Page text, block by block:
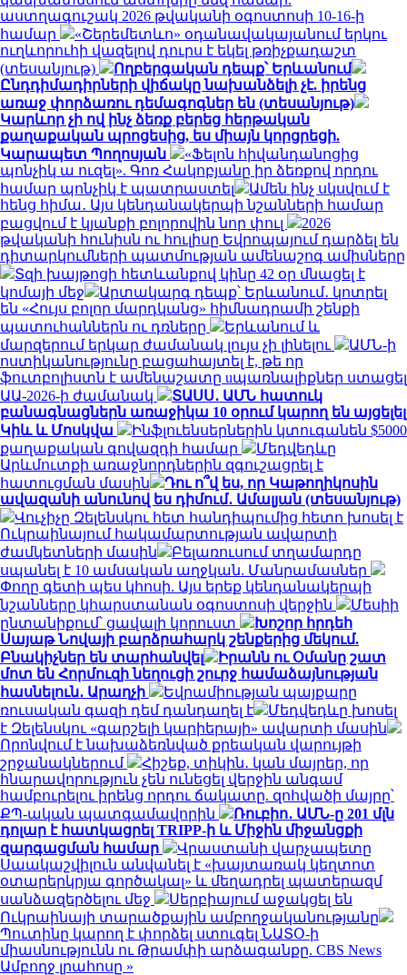
աստղագուշակ 2026 թվականի օգոստոսի 10-16-ի
համար
«Շերեմետևո» օդանավակայանում երկու
ուղևորուհի վազելով դուրս է եկել թռիչքադաշտ
(տեսանյութ)
Ողբերգական դեպք՝ Երևանում
Ընդդիմադիրների վիճակը նախանձելի չէ. իրենց
առաջ փորձառու դեմագոգներ են (տեսանյութ)
Կարևոր չի ով ինչ ձեռք բերեց հերթական
քաղաքական պրոցեսից, ես միայն կորցրեցի.
Կարապետ Պողոսյան
«Ֆելոն հիվանդանոցից
պոնչիկ ա ուզել». Գոռ Հակոբյանը իր ձեռքով որդու
համար պոնչիկ է պատրաստել
Ամեն ինչ սկսվում է
հենց հիմա․ Այս կենդանակերպի նշանների համար
բացվում է կյանքի բոլորովին նոր փուլ
2026
թվականի հունիսն ու հուլիսը Եվրոպայում դարձել են
դիտարկումների պատմության ամենաշոգ ամիսները
Տզի խայթոցի հետևանքով կինը 42 օր մնացել է
կոմայի մեջ
Արտակարգ դեպք՝ Երևանում․ կոտրել
են «Հույս բոլոր մարդկանց» հիմնադրամի շենքի
պատուհաններն ու դռները
Երևանում և
մարզերում երկար ժամանակ լույս չի լինելու
ԱՄՆ-ի
ոստիկանությունը բացահայտել է, թե որ
ֆուտբոլիստն է ամենաշատը uպառնալիքներ ստացել
ԱԱ-2026-ի ժամանակ
ՏԱՍՍ․ ԱՄՆ հատուկ
բանագնացներն առաջիկա 10 օրում կարող են այցելել
Կիև և Մոսկվա
Ինֆլուենսերներին կտուգանեն $5000
քաղաքական գովազդի համար
Մեդվեդևը
Արևմուտքի առաջնորդներին զգուշացրել է
հատուցման մասին
Դու ո՞վ ես, որ Կաթողիկոսին
ավազանի անունով ես դիմում․ Ամալյան (տեսանյութ)
Վուչիչը Զելենսկու հետ հանդիպումից հետո խոսել է
Ուկրաինայում հակամարտության ավարտի
ժամկետների մասին
Բելառուսում տղամարդը
սպանել է 10 ամսական աղջկան. Մանրամասներ
Փողը գետի պես կհոսի. Այս երեք կենդանակերպի
նշանները կհարստանան օգոստոսի վերջին
Մեսիի
ընտանիքում՝ ցավալի կորուստ
Խոշոր հրդեհ
Սայաթ Նովայի բարձրահարկ շենքերից մեկում.
Բնակիչներ են տարհանվել
Իրանն ու Օմանը շատ
մոտ են Հորմուզի նեղուցի շուրջ համաձայնության
հասնելուն․ Արաղչի
Եվրամիության պայքարը
ռուսական գազի դեմ դանդաղել է
Մեդվեդևը խոսել
է Զելենսկու «գարշելի կարիերայի» ավարտի մասին
Որոնվում է նախաձեռնված քրեական վարույթի
շրջանակներում
Հիշեք, տիկին․ կան մայրեր, որ
հնարավորություն չեն ունեցել վերջին անգամ
համբուրելու իրենց որդու ճակատը. զոհվածի մայրը՝
ՔՊ-ական պատգամավորին
Ռուբիո․ ԱՄՆ-ը 201 մլն
դոլար է հատկացրել TRIPP-ի և Միջին միջանցքի
զարգացման համար
Վրաստանի վարչապետը
Սաակաշվիլուն անվանել է «խայտառակ կեղտոտ
օտարերկրյա գործակալ» և մեղադրել պատերազմ
սանձազերծելու մեջ
Սերբիայում աջակցել են
Ուկրաինայի տարածքային ամբողջականությանը
Պուտինը կարող է փորձել ստուգել ՆԱՏՕ-ի
միասնությունն ու Թրամփի արձագանքը. CBS News
Ամբողջ լրահոսը »